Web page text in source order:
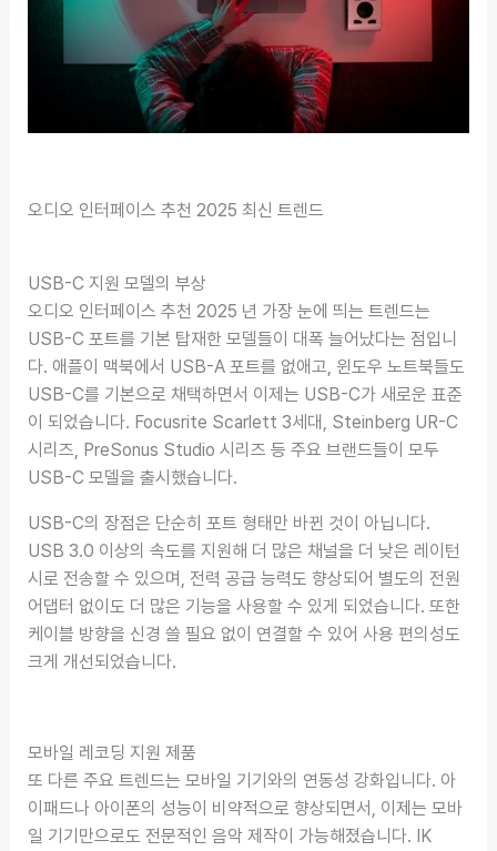
오디오 인터페이스 추천 2025 최신 트렌드
USB-C 지원 모델의 부상
오디오 인터페이스 추천 2025 년 가장 눈에 띄는 트렌드는
USB-C 포트를 기본 탑재한 모델들이 대폭 늘어났다는 점입니
다. 애플이 맥북에서 USB-A 포트를 없애고, 윈도우 노트북들도
USB-C를 기본으로 채택하면서 이제는 USB-C가 새로운 표준
이 되었습니다. Focusrite Scarlett 3세대, Steinberg UR-C
시리즈, PreSonus Studio 시리즈 등 주요 브랜드들이 모두
USB-C 모델을 출시했습니다.
USB-C의 장점은 단순히 포트 형태만 바뀐 것이 아닙니다.
USB 3.0 이상의 속도를 지원해 더 많은 채널을 더 낮은 레이턴
시로 전송할 수 있으며, 전력 공급 능력도 향상되어 별도의 전원
어댑터 없이도 더 많은 기능을 사용할 수 있게 되었습니다. 또한
케이블 방향을 신경 쓸 필요 없이 연결할 수 있어 사용 편의성도
크게 개선되었습니다.
모바일 레코딩 지원 제품
또 다른 주요 트렌드는 모바일 기기와의 연동성 강화입니다. 아
이패드나 아이폰의 성능이 비약적으로 향상되면서, 이제는 모바
일 기기만으로도 전문적인 음악 제작이 가능해졌습니다. IK